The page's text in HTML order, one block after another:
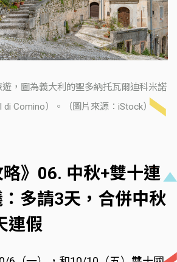
，圖為義大利的聖多納托瓦爾迪科米諾
di Comino）。（圖片來源：iStock）
》06. 中秋+雙十連
多請3天，合併中秋
連假